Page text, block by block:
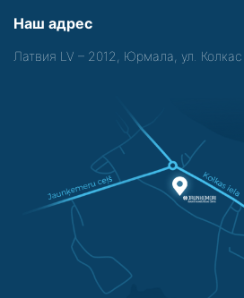
Наш адрес
Латвия LV – 2012, Юрмала, ул.